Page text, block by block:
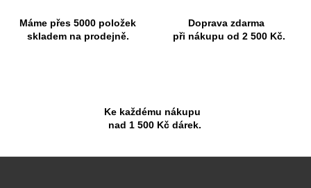
Máme přes 5000 položek
skladem na prodejně.
Doprava zdarma
při nákupu od 2 500 Kč.
Ke každému nákupu
nad 1 500 Kč dárek.